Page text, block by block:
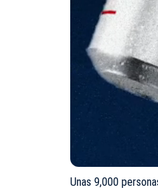
Unas 9,000